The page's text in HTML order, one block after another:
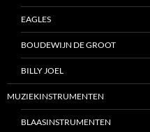
EAGLES
BOUDEWIJN DE GROOT
BILLY JOEL
MUZIEKINSTRUMENTEN
BLAASINSTRUMENTEN